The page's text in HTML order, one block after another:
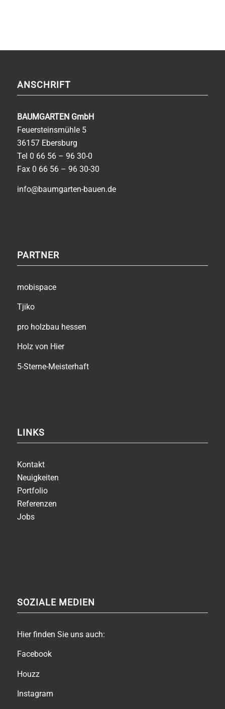
ANSCHRIFT
BAUMGARTEN GmbH
Feuersteinsmühle 5
36157 Ebersburg
Tel 0 66 56 – 96 30-0
Fax 0 66 56 – 96 30-30
info@baumgarten-bauen.de
PARTNER
mobispace
Tjiko
pro holzbau hessen
Holz von Hier
5-Sterne-Meisterhaft
LINKS
Kontakt
Neuigkeiten
Portfolio
Referenzen
Jobs
SOZIALE MEDIEN
Hier finden Sie uns auch:
Facebook
Houzz
Instagram